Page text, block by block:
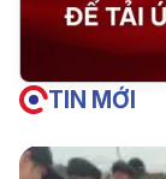
TIN MỚI